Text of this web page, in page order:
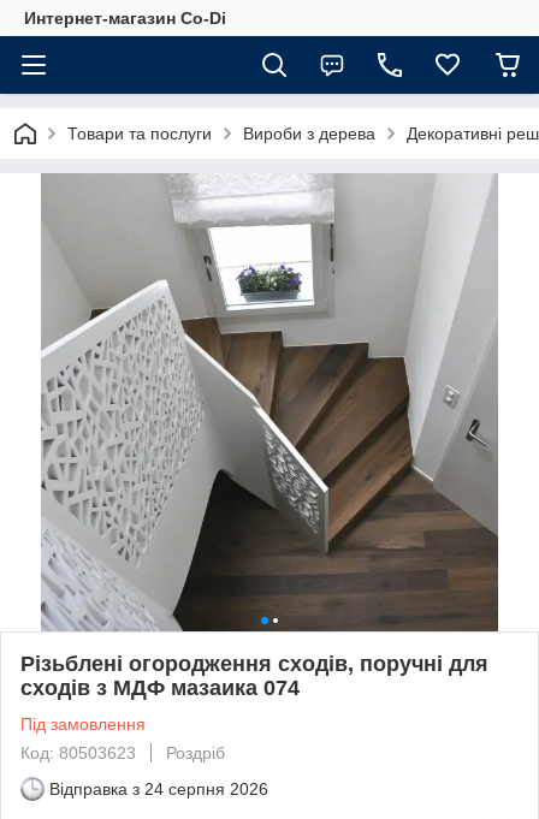
Интернет-магазин Co-Di
Товари та послуги Вироби з дерева Декоративні
Різьблені огородження сходів, поручні для
сходів з МДФ мазаика 074
Під замовлення
Код: 80503623
Роздріб
Відправка з 24 серпня 2026